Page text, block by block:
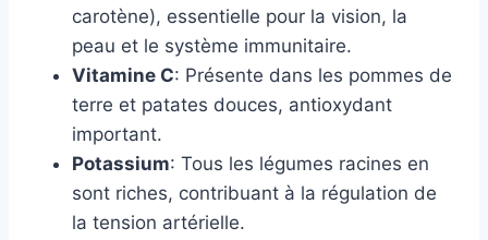
carotène), essentielle pour la vision, la
peau et le système immunitaire.
Vitamine C: Présente dans les pommes de
terre et patates douces, antioxydant
important.
Potassium: Tous les légumes racines en
sont riches, contribuant à la régulation de
la tension artérielle.